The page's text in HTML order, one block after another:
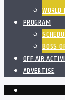
WORLD
PROGRAM
BOSS
OFF AIR
ADVERTISE